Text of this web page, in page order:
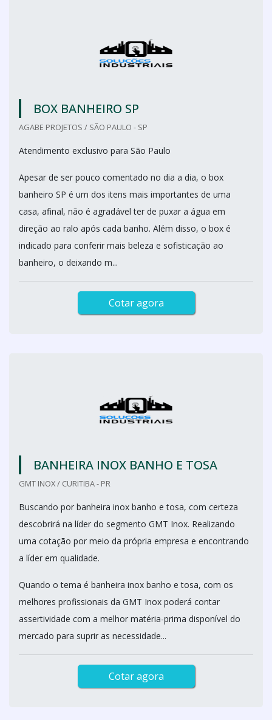
BOX BANHEIRO SP
AGABE PROJETOS / SÃO PAULO - SP
Atendimento exclusivo para São Paulo
Apesar de ser pouco comentado no dia a dia, o box
banheiro SP é um dos itens mais importantes de uma
casa, afinal, não é agradável ter de puxar a água em
direção ao ralo após cada banho. Além disso, o box é
indicado para conferir mais beleza e sofisticação ao
banheiro, o deixando m...
Cotar agora
BANHEIRA INOX BANHO E TOSA
GMT INOX / CURITIBA - PR
Buscando por banheira inox banho e tosa, com certeza
descobrirá na líder do segmento GMT Inox. Realizando
uma cotação por meio da própria empresa e encontrando
a líder em qualidade.
Quando o tema é banheira inox banho e tosa, com os
melhores profissionais da GMT Inox poderá contar
assertividade com a melhor matéria-prima disponível do
mercado para suprir as necessidade...
Cotar agora